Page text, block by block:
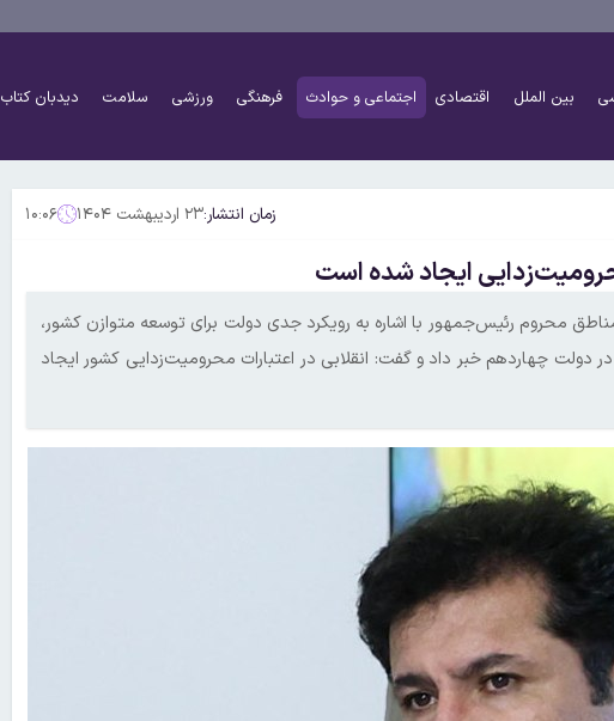
بین الملل اقتصادی اجتماعی و حوادث فرهنگی ورزشی سلامت دیدبان کتاب
زمان انتشار:۲۳ اردیبهشت ۱۴۰۴ ۱۰:۰۶
ایجاد شده است
محروم رئیس‌جمهور با اشاره به رویکرد جدی دولت برای توسعه متوازن کشور،
کشور در دولت چهاردهم خبر داد و گفت: انقلابی در اعتبارات محرومیت‌زدایی کشور ایجاد